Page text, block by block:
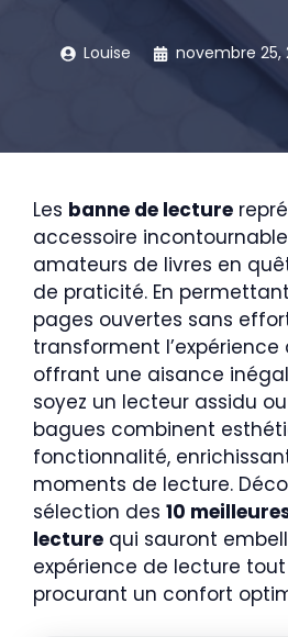
Louise novembre 25,
Les banne de lecture
accessoire
amateurs de livres en
de praticité. En
pages ouvertes sans
transforment
offrant une aisance
soyez un lecteur assidu
bagues combinent
fonctionnalité,
moments de lecture.
sélection des 10
lecture qui sauront
expérience de lecture
procurant un confort